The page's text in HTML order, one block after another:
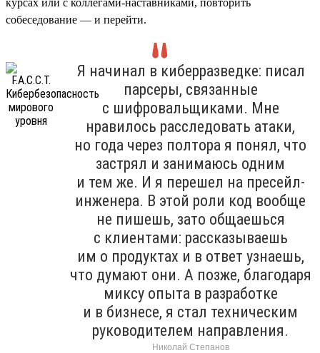
собеседование — и перейти.
Я начинал в киберразведке: писал
парсеры, связанные
с шифровальщиками. Мне
нравилось расследовать атаки,
но года через полтора я понял, что
застрял и занимаюсь одним
и тем же. И я перешел на пресейл-
инженера. В этой роли код вообще
не пишешь, зато общаешься
с клиентами: рассказываешь
им о продуктах и в ответ узнаешь,
что думают они. А позже, благодаря
миксу опыта в разработке
и в бизнесе, я стал техническим
руководителем направления.
Николай Степанов